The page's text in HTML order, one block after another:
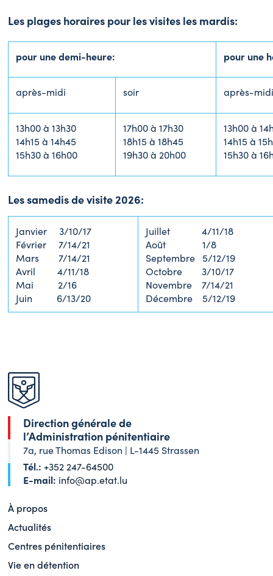
Les plages horaires pour les visites les mardis:
pour une demi-heure: pour une
après-midi soir après-
13h00 à 13h30
14h15 à 14h45
15h30 à 16h00
17h00 à 17h30
18h15 à 18h45
19h30 à 20h00
13h00 à
14h15 à
15h30 à
Les samedis de visite 2026:
Janvier 3/10/17
Février 7/14/21
Mars 7/14/21
Avril 4/11/18
Mai 2/16
Juin 6/13/20
Juillet 4/11/18
Août 1/8
Septembre 5/12/19
Octobre 3/10/17
Novembre 7/14/21
Décembre 5/12/19
Direction générale de
l’Administration pénitentiaire
7a, rue Thomas Edison | L-1445 Strassen
Tél.: +352 247-64500
E-mail: info@ap.etat.lu
À propos
Actualités
Centres pénitentiaires
Vie en détention